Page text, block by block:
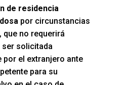
de residencia
por circunstancias
que no requerirá
ser solicitada
por el extranjero ante
para su